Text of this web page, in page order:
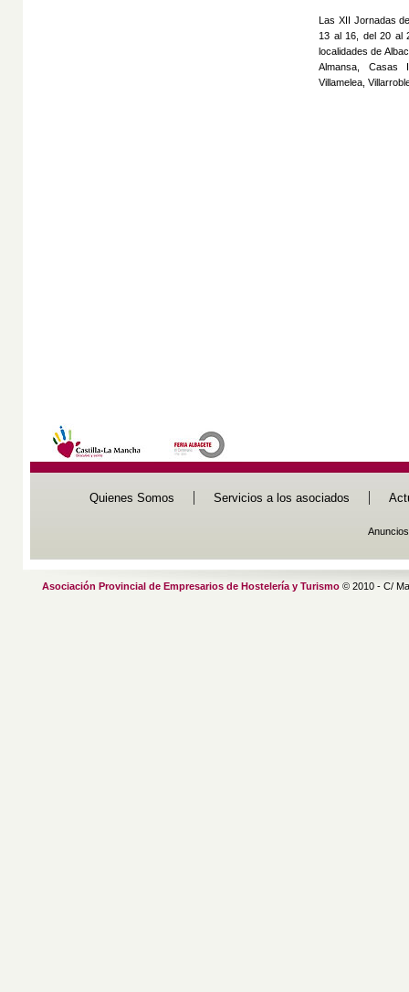
Las XII Jornadas
13 al 16, del 20 al
localidades de
Almansa, Casas
Villamelea,
Quienes Somos Servicios a los asociados
Asociación Provincial de Empresarios de Hostelería y Turismo © 2010 - C/